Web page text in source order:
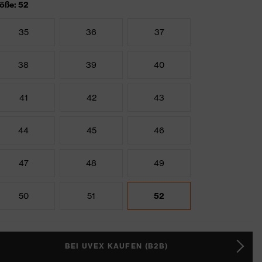
52
35 36 37
38 39 40
41 42 43
44 45 46
47 48 49
50 51 52
BEI UVEX KAUFEN (B2B)